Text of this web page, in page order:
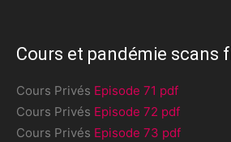
Cours et pandémie scans
Cours Privés Episode 71 pdf
Cours Privés Episode 72 pdf
Cours Privés Episode 73 pdf